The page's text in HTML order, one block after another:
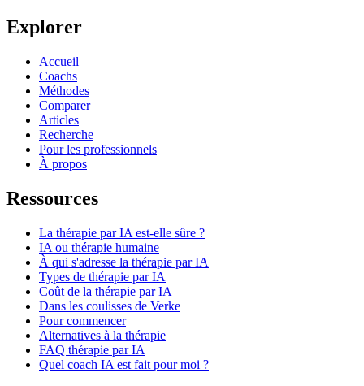
Explorer
Accueil
Coachs
Méthodes
Comparer
Articles
Recherche
Pour les professionnels
À propos
Ressources
La thérapie par IA est-elle sûre ?
IA ou thérapie humaine
À qui s'adresse la thérapie par IA
Types de thérapie par IA
Coût de la thérapie par IA
Dans les coulisses de Verke
Pour commencer
Alternatives à la thérapie
FAQ thérapie par IA
Quel coach IA est fait pour moi ?